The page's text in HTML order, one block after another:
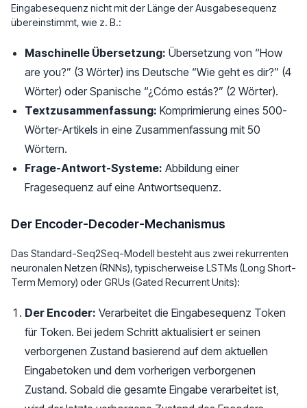
Eingabesequenz nicht mit der Länge der Ausgabesequenz
übereinstimmt, wie z. B.:
Maschinelle Übersetzung: Übersetzung von “How
are you?” (3 Wörter) ins Deutsche “Wie geht es dir?” (4
Wörter) oder Spanische “¿Cómo estás?” (2 Wörter).
Textzusammenfassung: Komprimierung eines 500-
Wörter-Artikels in eine Zusammenfassung mit 50
Wörtern.
Frage-Antwort-Systeme: Abbildung einer
Fragesequenz auf eine Antwortsequenz.
Der Encoder-Decoder-Mechanismus
Das Standard-Seq2Seq-Modell besteht aus zwei rekurrenten
neuronalen Netzen (RNNs), typischerweise LSTMs (Long Short-
Term Memory) oder GRUs (Gated Recurrent Units):
Der Encoder: Verarbeitet die Eingabesequenz Token
für Token. Bei jedem Schritt aktualisiert er seinen
verborgenen Zustand basierend auf dem aktuellen
Eingabetoken und dem vorherigen verborgenen
Zustand. Sobald die gesamte Eingabe verarbeitet ist,